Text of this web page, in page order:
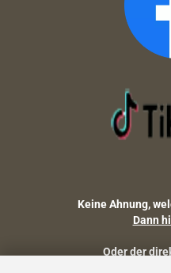
Keine Ahnung,
Dann
Oder der